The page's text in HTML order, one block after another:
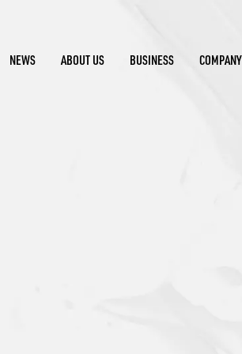
NEWS ABOUT US BUSINESS COMPANY